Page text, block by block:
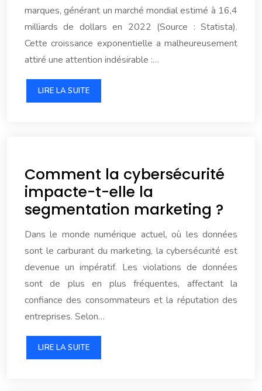
marques, générant un marché mondial estimé à 16,4
milliards de dollars en 2022 (Source : Statista).
Cette croissance exponentielle a malheureusement
attiré une attention indésirable :…
LIRE LA SUITE
Comment la cybersécurité
impacte-t-elle la
segmentation marketing ?
Dans le monde numérique actuel, où les données
sont le carburant du marketing, la cybersécurité est
devenue un impératif. Les violations de données
sont de plus en plus fréquentes, affectant la
confiance des consommateurs et la réputation des
entreprises. Selon…
LIRE LA SUITE